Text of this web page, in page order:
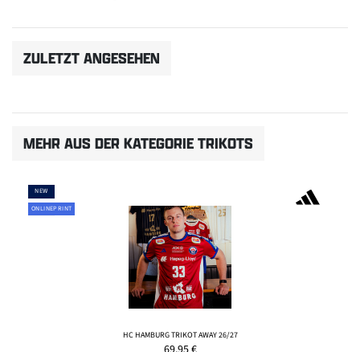
ZULETZT ANGESEHEN
MEHR AUS DER KATEGORIE TRIKOTS
NEW
ONLINEPRINT
HC HAMBURG TRIKOT AWAY 26/27